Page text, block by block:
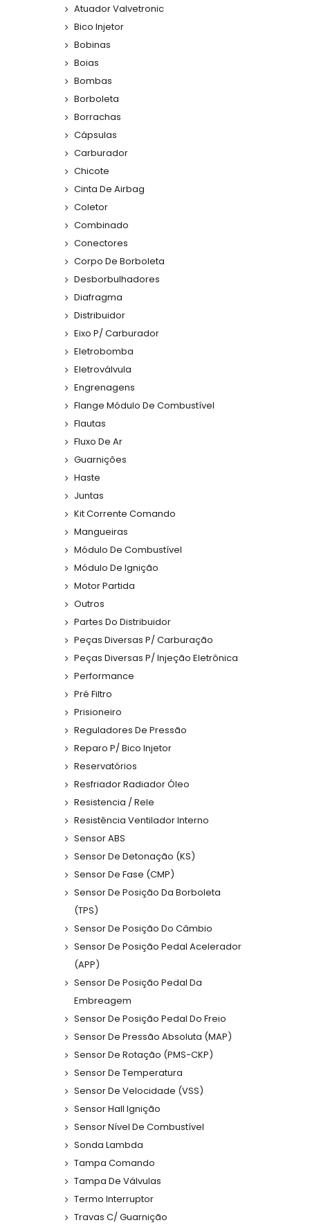
Atuador Valvetronic
Bico Injetor
Bobinas
Boias
Bombas
Borboleta
Borrachas
Cápsulas
Carburador
Chicote
Cinta De Airbag
Coletor
Combinado
Conectores
Corpo De Borboleta
Desborbulhadores
Diafragma
Distribuidor
Eixo P/ Carburador
Eletrobomba
Eletroválvula
Engrenagens
Flange Módulo De Combustível
Flautas
Fluxo De Ar
Guarnições
Haste
Juntas
Kit Corrente Comando
Mangueiras
Módulo De Combustível
Módulo De Ignição
Motor Partida
Outros
Partes Do Distribuidor
Peças Diversas P/ Carburação
Peças Diversas P/ Injeção Eletrônica
Performance
Pré Filtro
Prisioneiro
Reguladores De Pressão
Reparo P/ Bico Injetor
Reservatórios
Resfriador Radiador Óleo
Resistencia / Rele
Resistência Ventilador Interno
Sensor ABS
Sensor De Detonação (KS)
Sensor De Fase (CMP)
Sensor De Posição Da Borboleta
(TPS)
Sensor De Posição Do Câmbio
Sensor De Posição Pedal Acelerador
(APP)
Sensor De Posição Pedal Da
Embreagem
Sensor De Posição Pedal Do Freio
Sensor De Pressão Absoluta (MAP)
Sensor De Rotação (PMS-CKP)
Sensor De Temperatura
Sensor De Velocidade (VSS)
Sensor Hall Ignição
Sensor Nível De Combustível
Sonda Lambda
Tampa Comando
Tampa De Válvulas
Termo Interruptor
Travas C/ Guarnição